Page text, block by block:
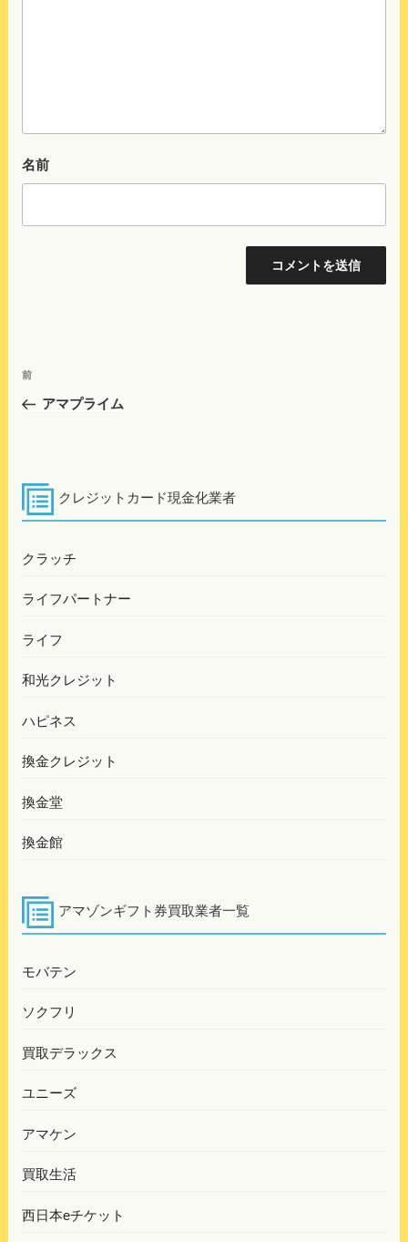
名前
投
ナ
ー
シ
ン
前
の
前
アマプライム
クレジットカード現金化業者
クラッチ
ライフパートナー
ライフ
和光クレジット
ハピネス
換金クレジット
換金堂
換金館
アマゾンギフト券買取業者一覧
モバテン
ソクフリ
買取デラックス
ユニーズ
アマケン
買取生活
西日本eチケット